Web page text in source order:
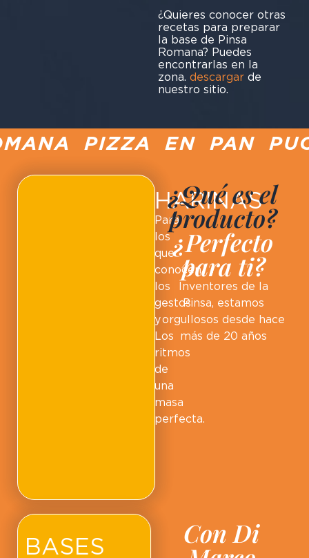
¿Quieres conocer otras
recetas para preparar
la base de Pinsa
Romana? Puedes
encontrarlas en la
zona. descargarde
nuestro sitio.
PIZZA EN PAN
HARINAS
Para
los
que
conocen
los
gestos
y
Los
ritmos
de
una
masa
perfecta.
¿Qué es el
producto?
¿Perfecto
para ti?
Inventores de la
Pinsa, estamos
orgullosos desde hace
más de 20 años
Con Di
BASES